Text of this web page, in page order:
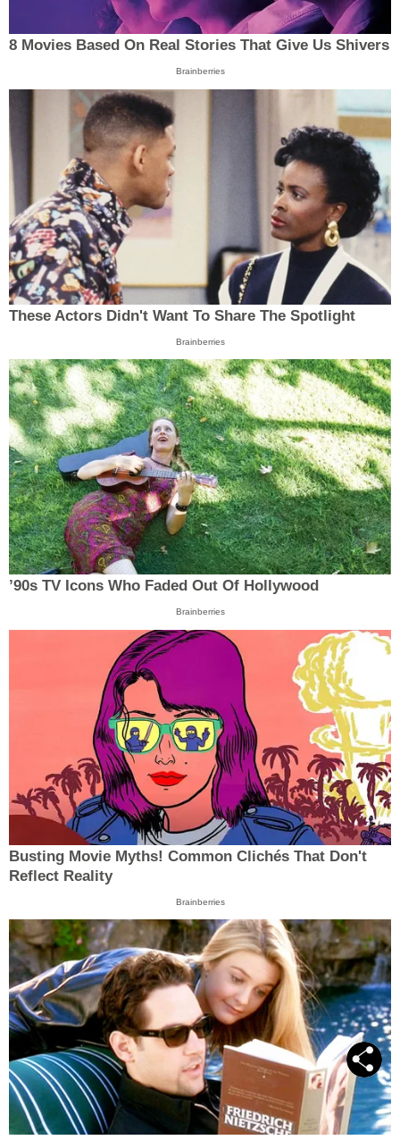
8 Movies Based On Real Stories That Give Us Shivers
Brainberries
These Actors Didn't Want To Share The Spotlight
Brainberries
’90s TV Icons Who Faded Out Of Hollywood
Brainberries
Busting Movie Myths! Common Clichés That Don't
Reflect Reality
Brainberries